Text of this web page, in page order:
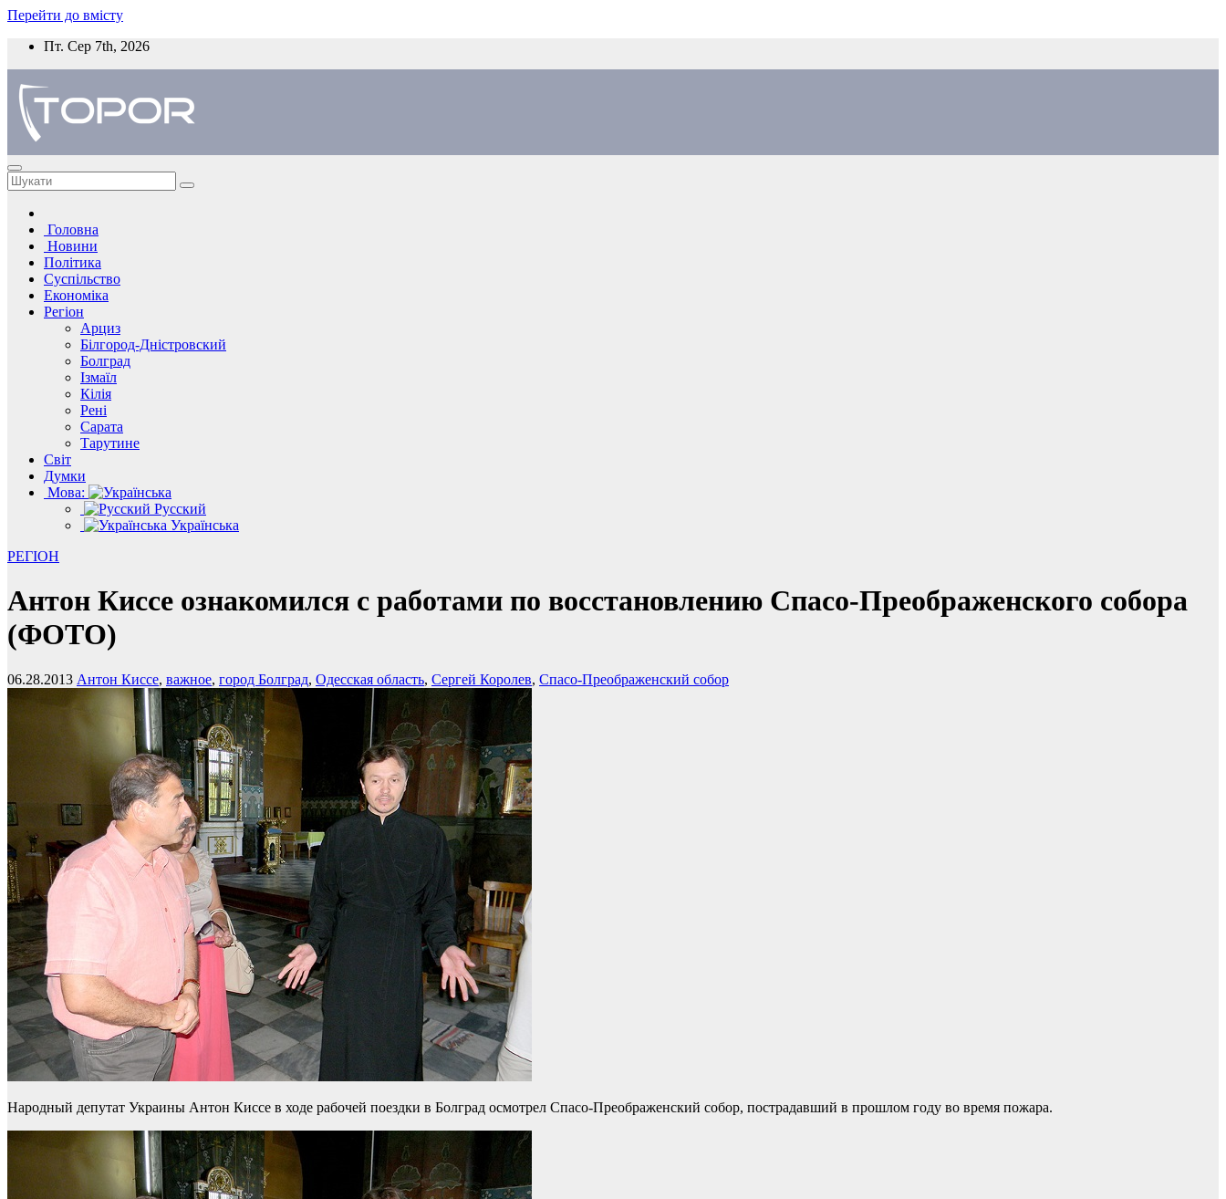
Перейти до вмісту
Пт. Сер 7th, 2026
Головна
Новини
Політика
Суспільство
Економіка
Регіон
Арциз
Білгород-Дністровский
Болград
Ізмаїл
Кілія
Рені
Сарата
Тарутине
Світ
Думки
Мова:
Русский
Українська
РЕГІОН
Антон Киссе ознакомился с работами по восстановлению Спасо-Преображенского собора
(ФОТО)
06.28.2013 Антон Киссе, важное, город Болград, Одесская область, Сергей Королев, Спасо-Преображенский собор
Народный депутат Украины Антон Киссе в ходе рабочей поездки в Болград осмотрел Спасо-Преображенский собор, пострадавший в прошлом году во время пожара.